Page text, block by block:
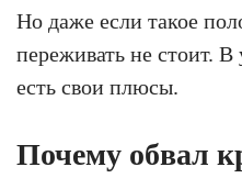
Но даже если такое
переживать не стоит.
есть свои плюсы.
Почему обвал